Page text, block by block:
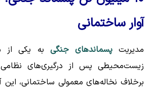
آوار ساختمانی
مدیریتپسماندهای جنگی به یکی از
زیست‌محیطی پس از درگیری‌های
برخلاف نخاله‌های معمولی ساختمانی، این